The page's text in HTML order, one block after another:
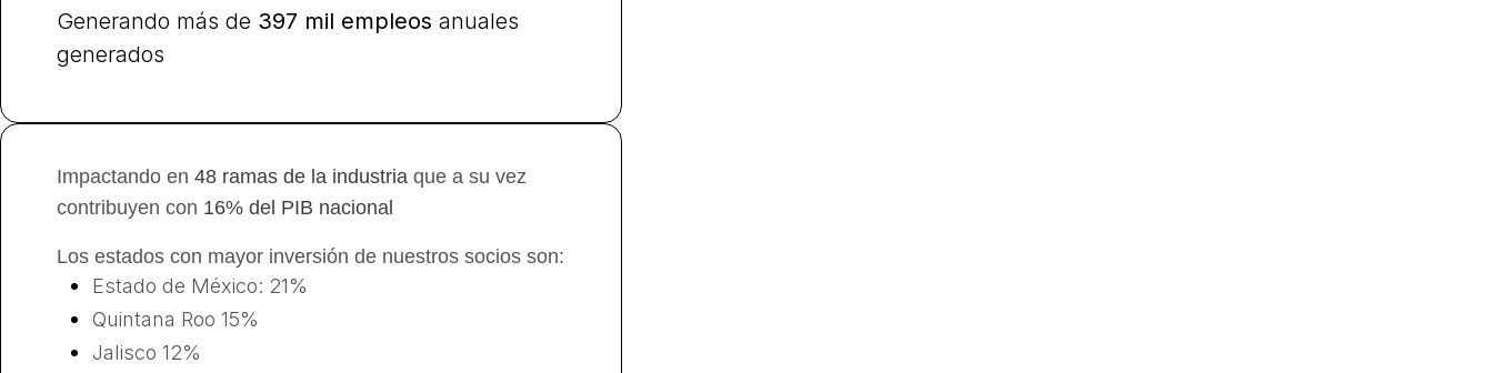
Generando más de 397 mil empleos anuales
generados
Impactando en 48 ramas de la industria que a su vez
contribuyen con 16% del PIB nacional
Los estados con mayor inversión de nuestros socios son:
Estado de México: 21%
Quintana Roo 15%
Jalisco 12%